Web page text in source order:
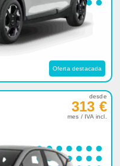
Oferta destacada
desde
313 €
mes / IVA incl.